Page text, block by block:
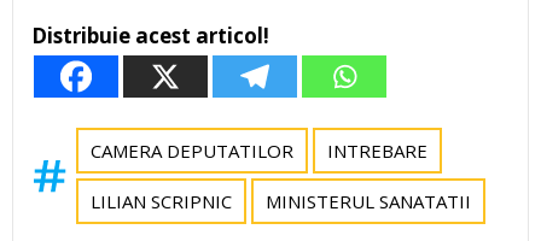
Distribuie acest articol!
CAMERA DEPUTATILOR INTREBARE
LILIAN SCRIPNIC MINISTERUL SANATATII